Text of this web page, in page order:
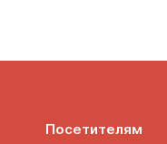
Посетителям